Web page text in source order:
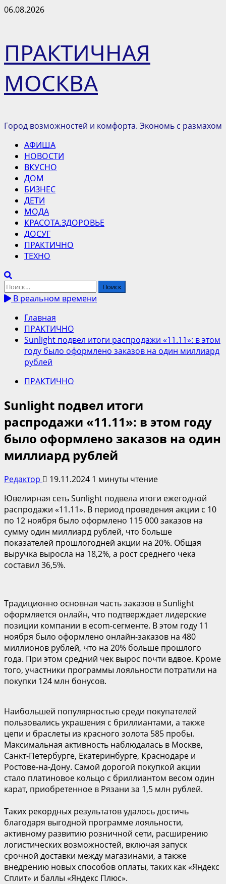
Перейти
06.08.2026
ПРАКТИЧНАЯ
МОСКВА
Город возможностей и комфорта. Экономь с размахом
Основное
меню
АФИША
НОВОСТИ
ВКУСНО
ДОМ
БИЗНЕС
ДЕТИ
МОДА
КРАСОТА.ЗДОРОВЬЕ
ДОСУГ
ПРАКТИЧНО
ТЕХНО
Найти:
В реальном времени
Главная
ПРАКТИЧНО
Sunlight подвел итоги распродажи «11.11»: в этом
году было оформлено заказов на один миллиард
рублей
ПРАКТИЧНО
Sunlight подвел итоги
распродажи «11.11»: в этом году
было оформлено заказов на один
миллиард рублей
Редактор 19.11.2024 1 минуты чтение
Ювелирная сеть Sunlight подвела итоги ежегодной
распродажи «11.11». В период проведения акции с 10
по 12 ноября было оформлено 115 000 заказов на
сумму один миллиард рублей, что больше
показателей прошлогодней акции на 20%. Общая
выручка выросла на 18,2%, а рост среднего чека
составил 36,5%.
Традиционно основная часть заказов в Sunlight
оформляется онлайн, что подтверждает лидерские
позиции компании в ecom-сегменте. В этом году 11
ноября было оформлено онлайн-заказов на 480
миллионов рублей, что на 20% больше прошлого
года. При этом средний чек вырос почти вдвое. Кроме
того, участники программы лояльности потратили на
покупки 124 млн бонусов.
Наибольшей популярностью среди покупателей
пользовались украшения с бриллиантами, а также
цепи и браслеты из красного золота 585 пробы.
Максимальная активность наблюдалась в Москве,
Санкт-Петербурге, Екатеринбурге, Краснодаре и
Ростове-на-Дону. Самой дорогой покупкой акции
стало платиновое кольцо с бриллиантом весом один
карат, приобретенное в Рязани за 1,5 млн рублей.
Таких рекордных результатов удалось достичь
благодаря выгодной программе лояльности,
активному развитию розничной сети, расширению
логистических возможностей, включая запуск
срочной доставки между магазинами, а также
внедрению новых способов оплаты, таких как «Яндекс
Сплит» и баллы «Яндекс Плюс».